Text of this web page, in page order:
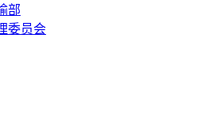
部
委员会